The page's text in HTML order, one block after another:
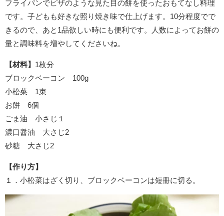
フライパンでピザのような見た目の餅を使ったおもてなし料理
です。子どもも好きな照り焼き味で仕上げます。10分程度でで
きるので、あと1品欲しい時にも便利です。人数によってお餅の
量と調味料を増やしてくださいね。
【材料】 1枚分
ブロックベーコン 100g
小松菜 1束
お餅 6個
ごま油 小さじ１
濃口醤油 大さじ2
砂糖 大さじ2
【作り方】
１．小松菜はざく切り、ブロックベーコンは短冊に切る。